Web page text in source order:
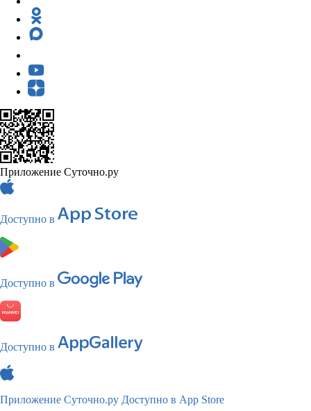
Приложение Суточно.ру
Доступно в
Доступно в
Доступно в
Приложение Суточно.ру Доступно в App Store